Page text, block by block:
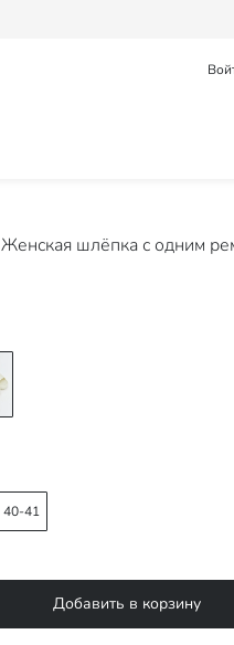
Женская шлёпка с одним
40-41
Добавить в корзину